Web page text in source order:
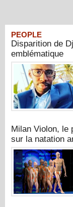
PEOPLE
Disparition de
emblématique
Milan Violon, le
sur la natation